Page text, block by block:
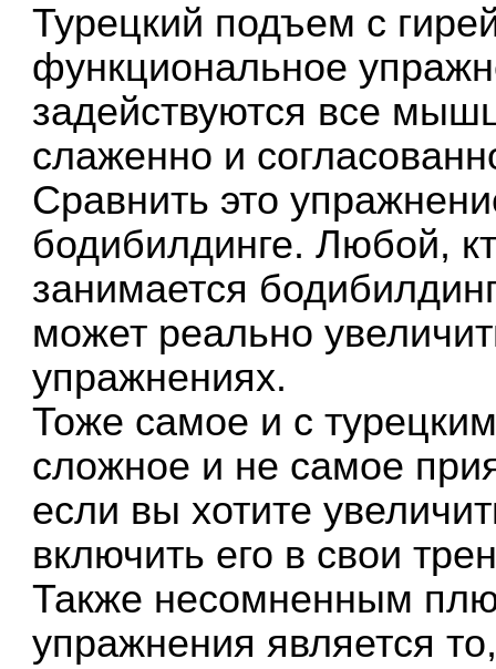
Турецкий подъем с
функциональное
задействуются все
слаженно и
Сравнить это
бодибилдинге. Любой,
занимается
может реально
упражнениях.
Тоже самое и с
сложное и не самое
если вы хотите
включить его в свои
Также несомненным
упражнения является